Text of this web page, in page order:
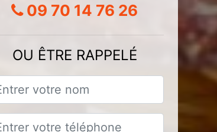
09 70 14 76 26
OU ÊTRE RAPPELÉ